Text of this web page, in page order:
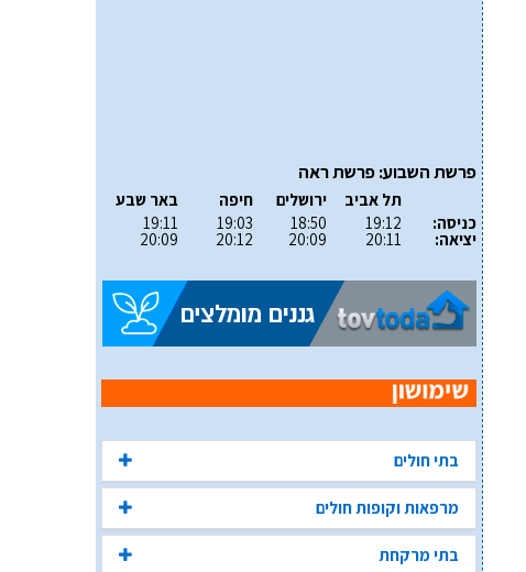
פרשת השבוע: פרשת ראה
כניסה:
יציאה:
תל אביב
19:12
20:11
ירושלים
18:50
20:09
חיפה
19:03
20:12
באר שבע
19:11
20:09
בתי חולים
מרפאות וקופות חולים
בתי מרקחת